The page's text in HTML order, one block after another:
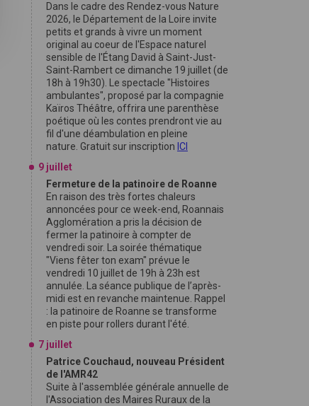
Dans le cadre des Rendez-vous Nature
2026, le Département de la Loire invite
petits et grands à vivre un moment
original au coeur de l'Espace naturel
sensible de l'Étang David à Saint-Just-
Saint-Rambert ce dimanche 19 juillet (de
18h à 19h30). Le spectacle "Histoires
ambulantes", proposé par la compagnie
Kaïros Théâtre, offrira une parenthèse
poétique où les contes prendront vie au
fil d'une déambulation en pleine
nature. Gratuit sur inscription ICI
9 juillet
Fermeture de la patinoire de Roanne
En raison des très fortes chaleurs
annoncées pour ce week-end, Roannais
Agglomération a pris la décision de
fermer la patinoire à compter de
vendredi soir. La soirée thématique
"Viens fêter ton exam" prévue le
vendredi 10 juillet de 19h à 23h est
annulée. La séance publique de l’après-
midi est en revanche maintenue. Rappel
: la patinoire de Roanne se transforme
en piste pour rollers durant l'été.
7 juillet
Patrice Couchaud, nouveau Président
de l'AMR42
Suite à l'assemblée générale annuelle de
l'Association des Maires Ruraux de la